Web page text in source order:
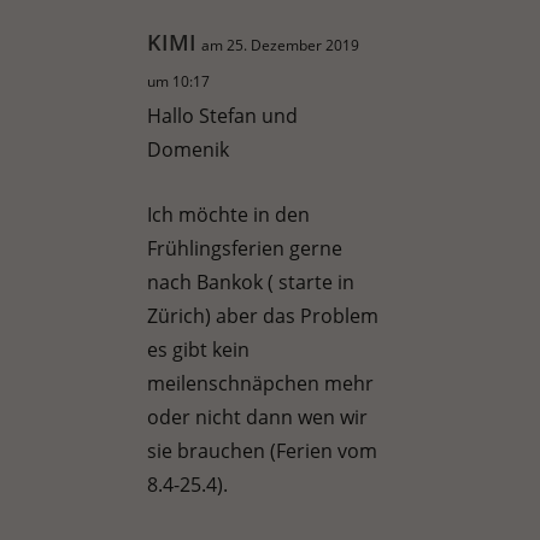
KIMI am 25. Dezember 2019
um 10:17
Hallo Stefan und
Domenik
Ich möchte in den
Frühlingsferien gerne
nach Bankok ( starte in
Zürich) aber das Problem
es gibt kein
meilenschnäpchen mehr
oder nicht dann wen wir
sie brauchen (Ferien vom
8.4-25.4).